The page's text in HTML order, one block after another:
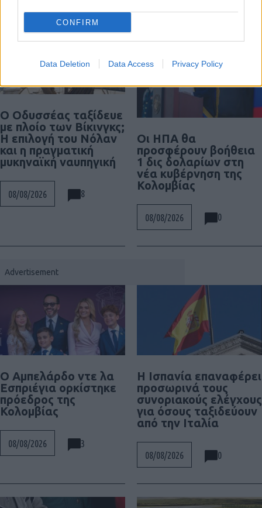
CONFIRM
Data Deletion Data Access Privacy Policy
Ο Οδυσσέας ταξίδευε
με πλοίο των Βίκινγκς;
Η επιλογή του Νόλαν
και η πραγματική
μυκηναϊκή ναυπηγική
08/08/2026 8
Οι ΗΠΑ θα
προσφέρουν βοήθεια
1 δις δολαρίων στη
νέα κυβέρνηση της
Κολομβίας
08/08/2026 0
Ο Αμπελάρδο ντε λα
Εσπριέγια ορκίστηκε
πρόεδρος της
Κολομβίας
08/08/2026 3
Η Ισπανία επαναφέρει
προσωρινά τους
συνοριακούς ελέγχους
για όσους ταξιδεύουν
από την Ιταλία
08/08/2026 0